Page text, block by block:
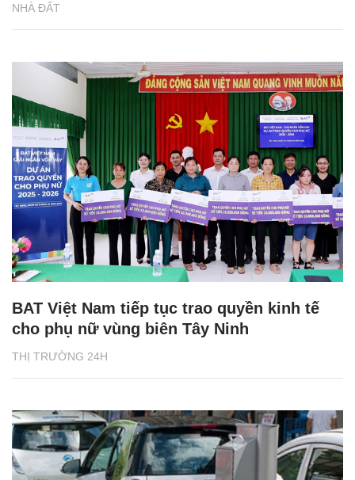
NHÀ ĐẤT
THỊ TRƯỜNG 24H
BAT Việt Nam tiếp tục trao quyền kinh tế
cho phụ nữ vùng biên Tây Ninh